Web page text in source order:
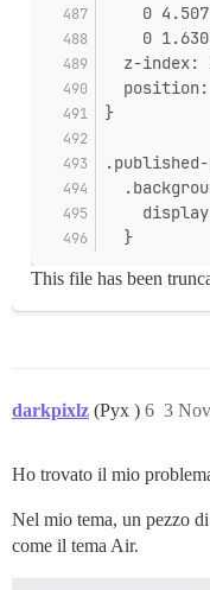
0
0
z-index:
}
  }
This file has been
darkpixlz (Pyx ) 3
6
Ho trovato il mio
Nel mio tema, un pezzo
come il tema Air.